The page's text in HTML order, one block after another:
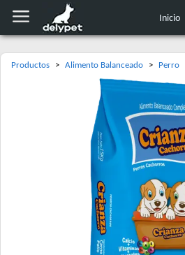
Inicio
Productos > Alimento Balanceado > Perro